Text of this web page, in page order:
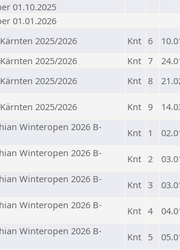
01.10.2025
01.01.2026
2025/2026 Knt 6
2025/2026 Knt 7
2025/2026 Knt 8
2025/2026 Knt 9
Winteropen 2026 B-
Knt 1
Winteropen 2026 B-
Knt 2
Winteropen 2026 B-
Knt 3
Winteropen 2026 B-
Knt 4
Winteropen 2026 B-
Knt 5